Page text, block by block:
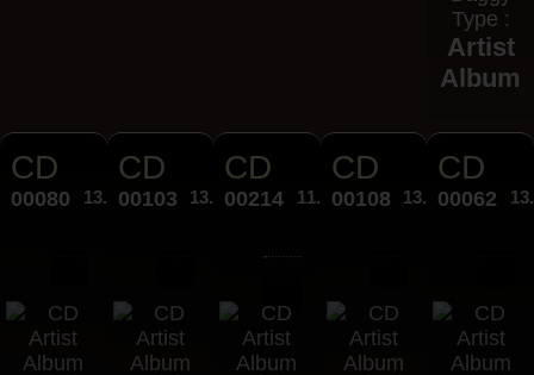
Type :
Artist
Album
CD
00080 13.00€
CD
00103 13.00€
CD
00214 11.95€
CD
00108 13.00€
CD
00062